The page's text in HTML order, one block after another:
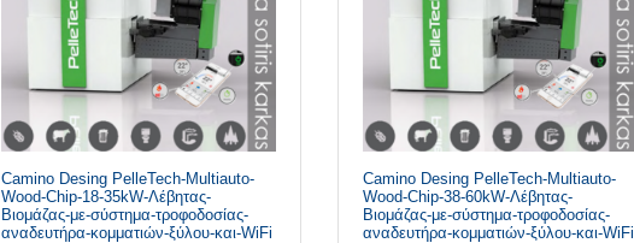
Camino Desing PelleTech-Multiauto-
Wood-Chip-18-35kW-Λέβητας-
Βιομάζας-με-σύστημα-τροφοδοσίας-
αναδευτήρα-κομματιών-ξύλου-και-WiFi
Camino Desing PelleTech-Multiauto-
Wood-Chip-38-60kW-Λέβητας-
Βιομάζας-με-σύστημα-τροφοδοσίας-
αναδευτήρα-κομματιών-ξύλου-και-WiFi